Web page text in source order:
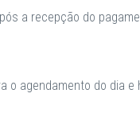
a recepção do
o agendamento do dia